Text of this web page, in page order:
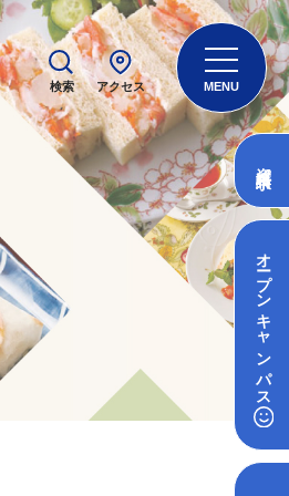
検索 アクセス MENU
オープン
キャンパス